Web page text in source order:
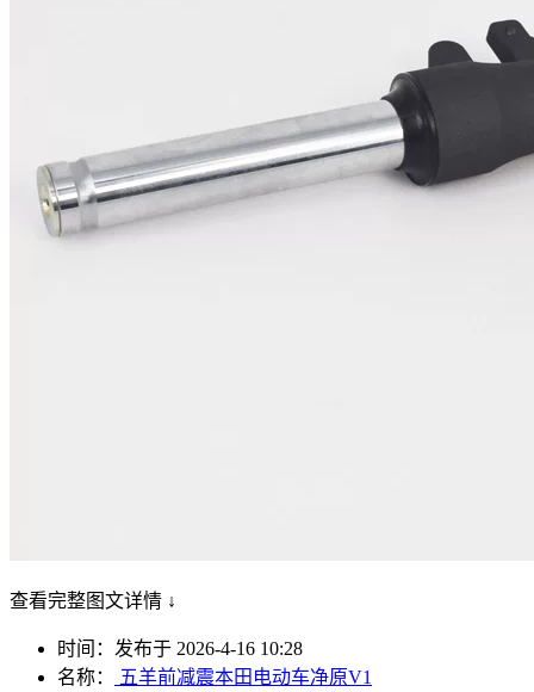
查看完整图文详情 ↓
时间：发布于 2026-4-16 10:28
名称：
五羊前减震本田电动车净原V1